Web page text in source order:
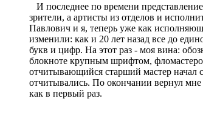
И последнее по времени
зрители, а артисты из отделов и
Павлович и я, теперь уже как
изменили: как и 20 лет назад все до
букв и цифр. На этот раз - моя вина:
блокноте крупным шрифтом,
отчитывающийся старший мастер начал
отчитывались. По окончании вернул мне
как в первый раз.